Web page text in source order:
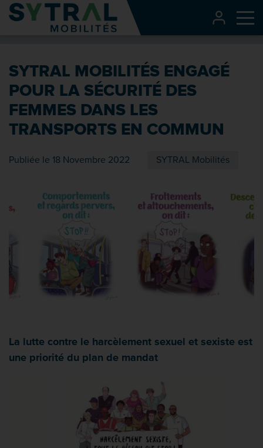
Contenu
Entête de page
Recherche
Pied de page
SYTRAL MOBILITÉS ENGAGÉ
POUR LA SÉCURITÉ DES
FEMMES DANS LES
TRANSPORTS EN COMMUN
Publiée le 18 Novembre 2022 SYTRAL Mobilités
La lutte contre le harcèlement sexuel et sexiste est
une priorité du plan de mandat